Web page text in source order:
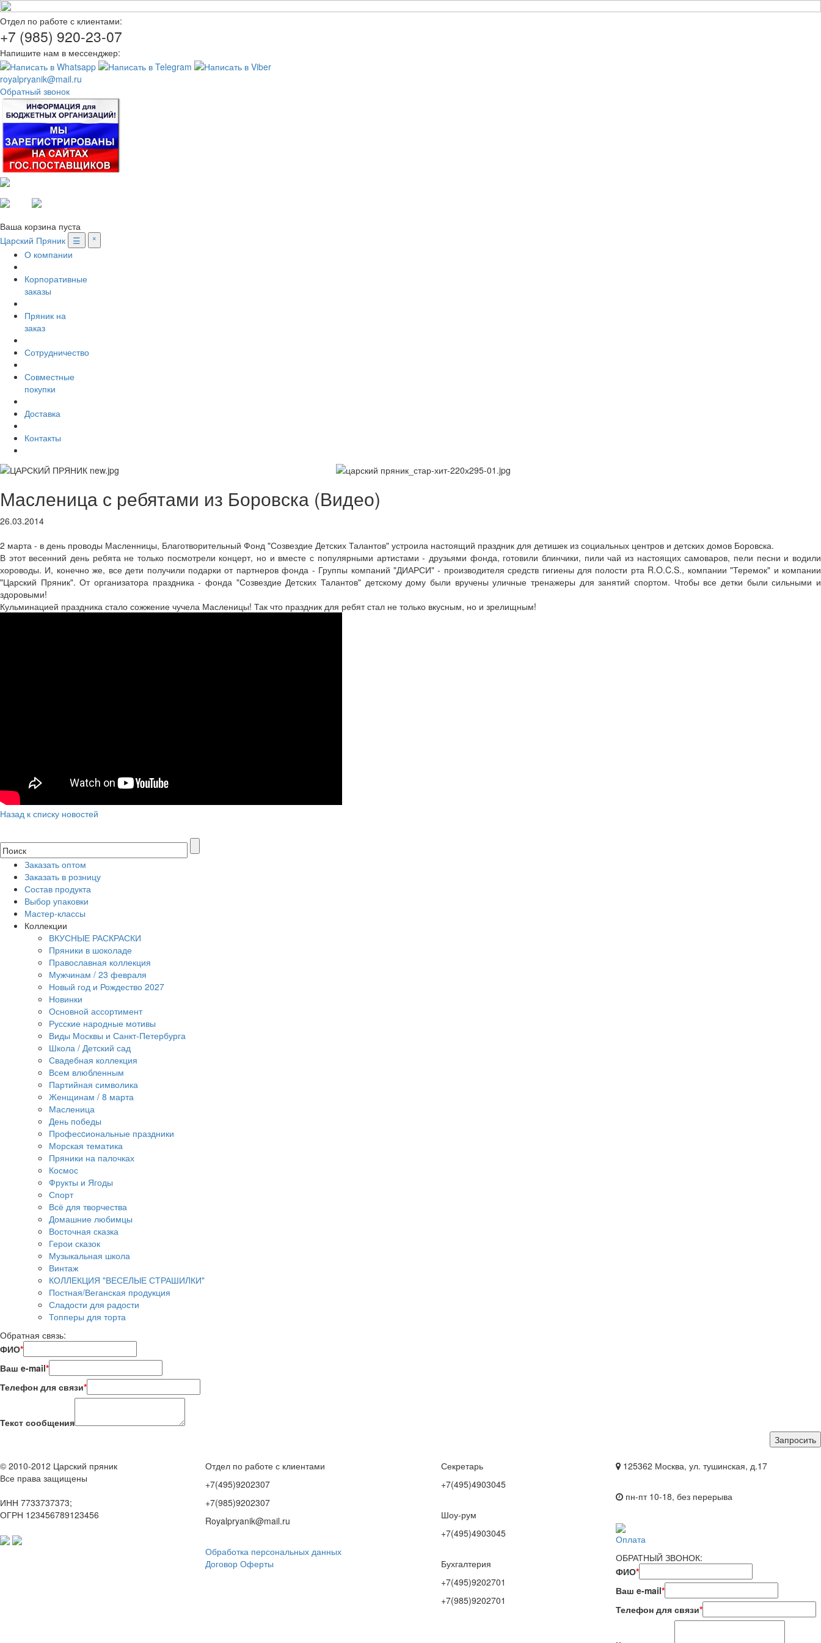
Отдел по работе с клиентами:
+7 (985) 920-23-07
Напишите нам в мессенджер:
royalpryanik@mail.ru
Обратный звонок
Ваша корзина пуста
Царский Пряник
☰
˟
О компании
Корпоративные
заказы
Пряник на
заказ
Сотрудничество
Совместные
покупки
Доставка
Контакты
Масленица с ребятами из Боровска (Видео)
26.03.2014
2 марта - в день проводы Масленницы, Благотворительный Фонд "Созвездие Детских Талантов" устроила настоящий праздник для детишек из социальных центров и детских домов Боровска.
В этот весенний день ребята не только посмотрели концерт, но и вместе с популярными артистами - друзьями фонда, готовили блинчики, пили чай из настоящих самоваров, пели песни и водили
хороводы. И, конечно же, все дети получили подарки от партнеров фонда - Группы компаний "ДИАРСИ" - производителя средств гигиены для полости рта R.O.C.S., компании "Теремок" и компании
"Царский Пряник". От организатора праздника - фонда "Созвездие Детских Талантов" детскому дому были вручены уличные тренажеры для занятий спортом. Чтобы все детки были сильными и
здоровыми!
Кульминацией праздника стало сожжение чучела Масленицы! Так что праздник для ребят стал не только вкусным, но и зрелищным!
Назад к списку новостей
Заказать оптом
Заказать в розницу
Состав продукта
Выбор упаковки
Мастер-классы
Коллекции
ВКУСНЫЕ РАСКРАСКИ
Пряники в шоколаде
Православная коллекция
Мужчинам / 23 февраля
Новый год и Рождество 2027
Новинки
Основной ассортимент
Русские народные мотивы
Виды Москвы и Санкт-Петербурга
Школа / Детский сад
Свадебная коллекция
Всем влюбленным
Партийная символика
Женщинам / 8 марта
Масленица
День победы
Професcиональные праздники
Морская тематика
Пряники на палочках
Космос
Фрукты и Ягоды
Спорт
Всё для творчества
Домашние любимцы
Восточная сказка
Герои сказок
Музыкальная школа
Винтаж
КОЛЛЕКЦИЯ "ВЕСЕЛЫЕ СТРАШИЛКИ"
Постная/Веганская продукция
Сладости для радости
Топперы для торта
Обратная связь:
ФИО*
Ваш e-mail*
Телефон для связи*
Текст сообщения
© 2010-2012 Царский пряник
Все права защищены
ИНН 7733737373;
ОГРН 123456789123456
Отдел по работе с клиентами
+7(495)9202307
+7(985)9202307
Royalpryanik@mail.ru
Обработка персональных данных
Договор Оферты
Секретарь
+7(495)4903045
Шоу-рум
+7(495)4903045
Бухгалтерия
+7(495)9202701
+7(985)9202701
125362 Москва, ул. тушинская, д.17
пн-пт 10-18, без перерыва
Оплата
ОБРАТНЫЙ ЗВОНОК:
ФИО*
Ваш e-mail*
Телефон для связи*